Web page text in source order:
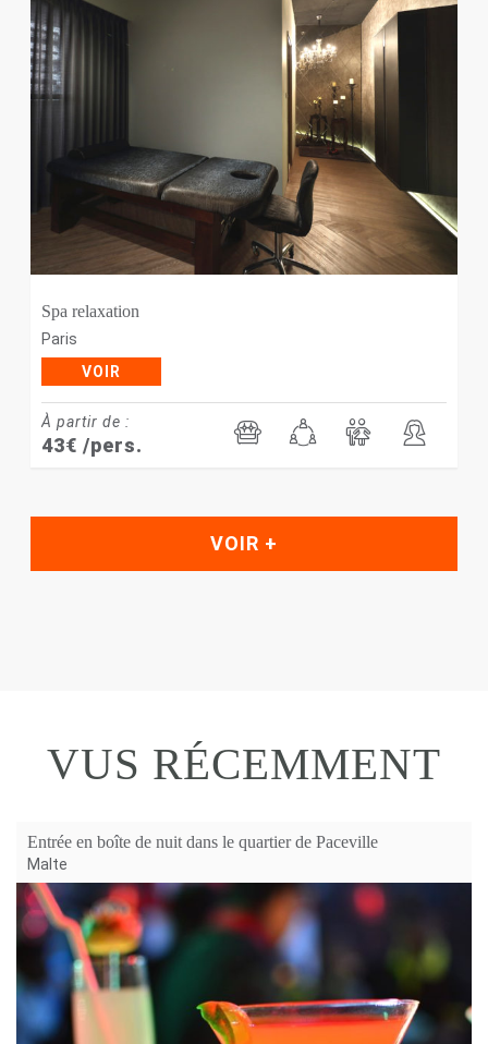
Spa relaxation
Paris
VOIR
À partir de :
43€ /pers.
VOIR +
VUS RÉCEMMENT
Entrée en boîte de nuit dans le quartier de Paceville
Malte